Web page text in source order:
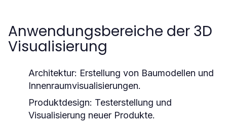
Anwendungsbereiche der 3D
Visualisierung
Architektur: Erstellung von Baumodellen und
Innenraumvisualisierungen.
Produktdesign: Testerstellung und
Visualisierung neuer Produkte.